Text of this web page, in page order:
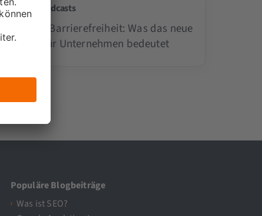
Passende Podcasts
Digitale Barrierefreiheit: Was das neue
Gesetz für Unternehmen bedeutet
Populäre Blogbeiträge
Was ist SEO?